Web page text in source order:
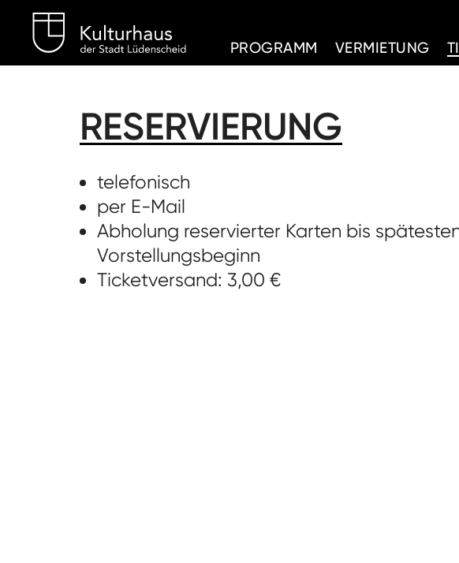
PROGRAMM
VERMIETUNG
RESERVIERUNG
telefonisch
per E-Mail
Abholung reservierter Karten bis
Vorstellungsbeginn
Ticketversand: 3,00 €